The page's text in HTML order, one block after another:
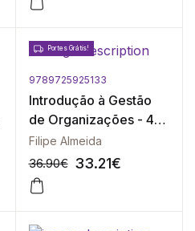
Portes Grátis!
9789725925133
Introdução à Gestão
de Organizações - 4ª
Edição Revista
Filipe Almeida
36.90€ 33.21€